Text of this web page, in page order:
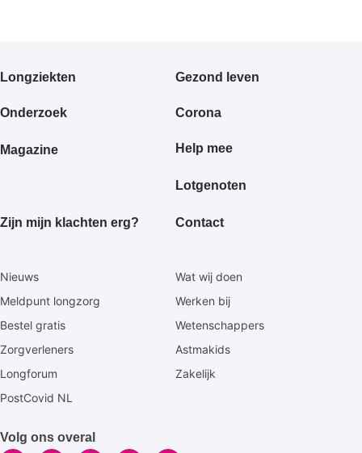
Primair
Longziekten Gezond leven
Onderzoek Corona
Magazine Help mee
Lotgenoten
Zijn mijn klachten erg? Contact
Secundaire
Nieuws
Wat wij doen
Meldpunt longzorg
Werken bij
Bestel gratis
Wetenschappers
Zorgverleners
Astmakids
Longforum
Zakelijk
PostCovid NL
Volg ons overal